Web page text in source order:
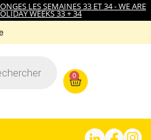
LES SEMAINES 33 ET 34 - WE ARE
WEEKS 33 + 34
0